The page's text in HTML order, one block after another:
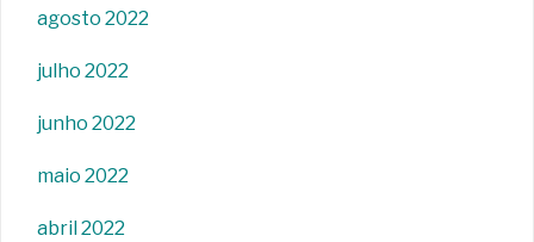
agosto 2022
julho 2022
junho 2022
maio 2022
abril 2022